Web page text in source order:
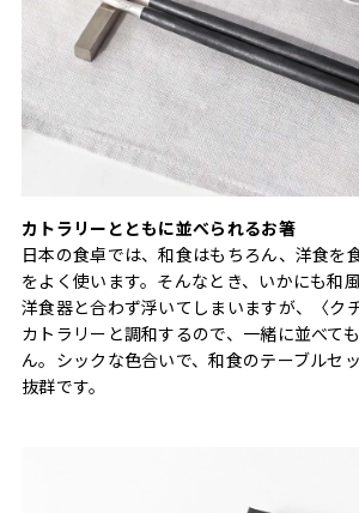
カトラリーとともに並べられるお箸
日本の食卓では、和食はもちろん、洋食を
をよく使います。そんなとき、いかにも和
洋食器と合わず浮いてしまいますが、〈ク
カトラリーと調和するので、一緒に並べて
ん。シックな色合いで、和食のテーブルセ
抜群です。